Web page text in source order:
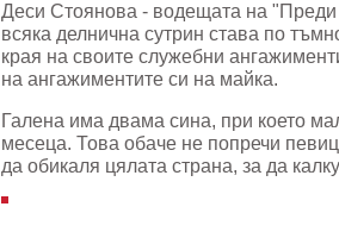
Деси Стоянова - водещата на
всяка делнична сутрин става по
края на своите служебни
на ангажиментите си на майка.
Галена има двама сина, при което
месеца. Това обаче не попречи
да обикаля цялата страна, за да